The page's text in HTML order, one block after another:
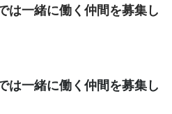
は一緒に働く仲間を募集し
は一緒に働く仲間を募集し